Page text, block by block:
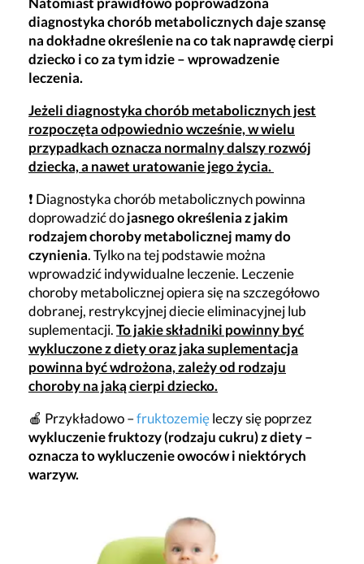
diagnostyka choróbmetabolicznychdaje szansę
nadokładneokreślenie na co tak naprawdę cierpi
dziecko i co za tym idzie – wprowadzenie
leczenia.
Jeżeli diagnostyka chorób metabolicznych jest
rozpoczęta odpowiednio wcześnie, w wielu
przypadkach oznacza normalny dalszy rozwój
dziecka, a nawet uratowanie jego życia.
❗ Diagnostyka chorób metabolicznych powinna
doprowadzić dojasnegookreślenia z jakim
rodzajem choroby metabolicznej mamy do
czynienia. Tylko na tej podstawie można
wprowadzić indywidualne leczenie. Leczenie
choroby metabolicznej opiera się na szczegółowo
dobranej, restrykcyjnej diecie eliminacyjnej lub
suplementacji.To jakie składniki powinny być
wykluczone z diety oraz jaka suplementacja
powinna być wdrożona, zależy od rodzaju
choroby na jaką cierpi dziecko.
🍎 Przykładowo –fruktozemięleczy się poprzez
wykluczenie fruktozy (rodzaju cukru) z diety –
oznacza to wykluczenie owoców i niektórych
warzyw.